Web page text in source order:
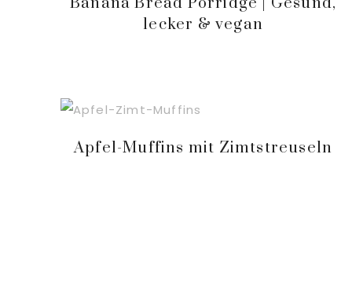
lecker & vegan
Apfel-Muffins mit Zimtstreuseln